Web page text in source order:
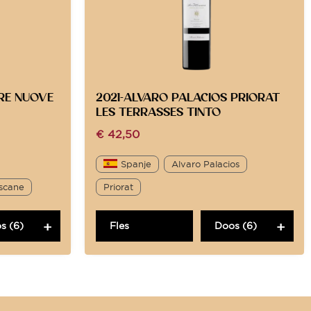
NUOVE
(6)
2021-ALVARO PALACIOS PRIORAT
LES TERRASSES TINTO
€ 42,50
Spanje Alvaro Palacios
Priorat
Fles Doos (6)